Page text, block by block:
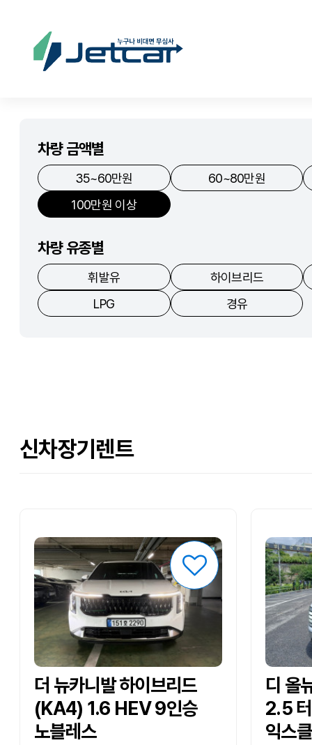
차량 금액별
35~60만원
60~80만원
100만원 이상
차량 유종별
휘발유
하이브리드
LPG
경유
신차장기렌트
더 뉴카니발 하이브리드
(KA4) 1.6 HEV 9인승
노블레스
디 올
2.5
익스